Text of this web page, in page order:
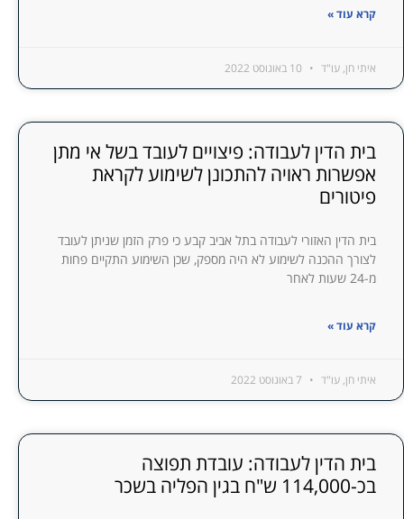
קרא עוד »
איתי חן, עו"ד
בית הדין לעבודה: פיצויים לעובד בשל אי מתן
אפשרות ראויה להתכונן לשימוע לקראת
פיטורים
בית הדין האזורי לעבודה בתל אביב קבע כי פרק הזמן שניתן לעובד
לצורך ההכנה לשימוע לא היה מספק, שכן השימוע התקיים פחות
מ-24 שעות לאחר
קרא עוד »
איתי חן, עו"ד
בית הדין לעבודה: עובדת תפוצה
בכ-114,000 ש"ח בגין הפליה בשכר